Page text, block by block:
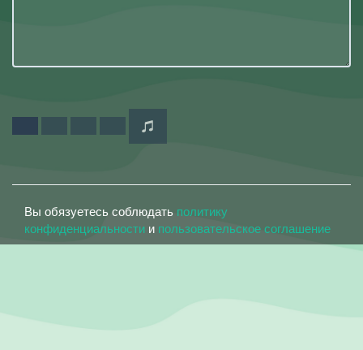
Вы обязуетесь соблюдать политику
конфиденциальности и пользовательское соглашение